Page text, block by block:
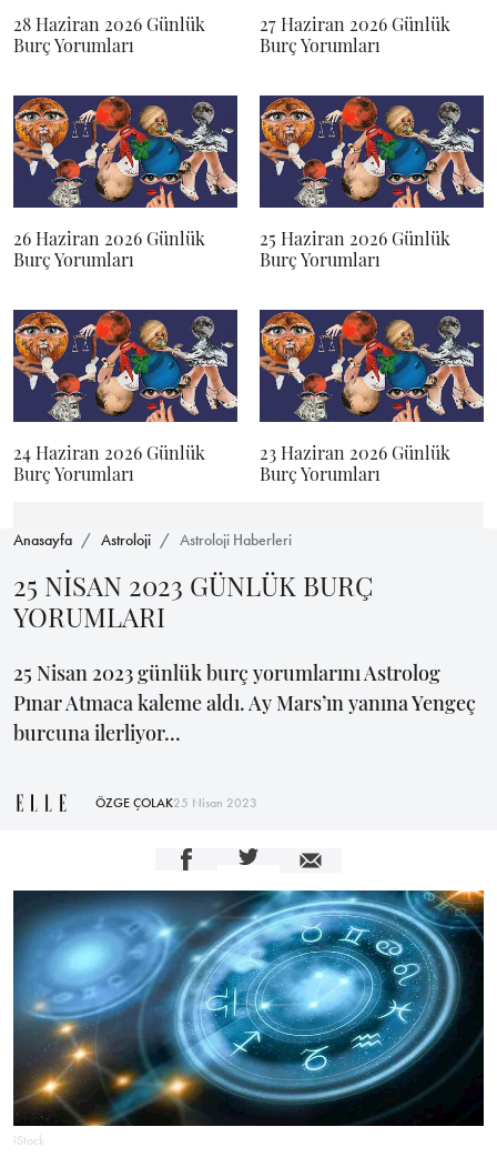
28 Haziran 2026 Günlük
Burç Yorumları
27 Haziran 2026 Günlük
Burç Yorumları
26 Haziran 2026 Günlük
Burç Yorumları
25 Haziran 2026 Günlük
Burç Yorumları
24 Haziran 2026 Günlük
Burç Yorumları
23 Haziran 2026 Günlük
Burç Yorumları
Anasayfa Astroloji Astroloji Haberleri
25 NİSAN 2023 GÜNLÜK BURÇ
YORUMLARI
25 Nisan 2023 günlük burç yorumlarını Astrolog
Pınar Atmaca kaleme aldı. Ay Mars’ın yanına Yengeç
burcuna ilerliyor...
ÖZGE ÇOLAK25 Nisan 2023
iStock